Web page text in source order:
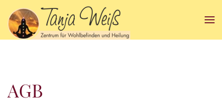
Zum Hauptinhalt springen
AGB